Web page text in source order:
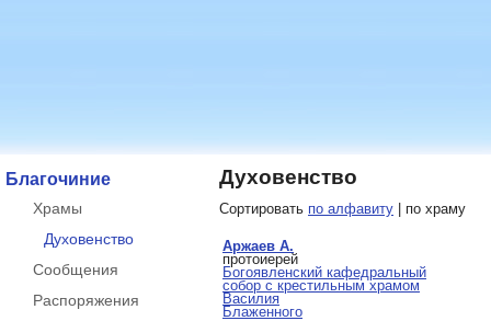
Благочиние
Храмы
Духовенство
Сообщения
Распоряжения
Духовенство
Сортировать по алфавиту | по храму
Аржаев А.
протоиерей
Богоявленский кафедральный
собор с крестильным храмом
Василия
Блаженного